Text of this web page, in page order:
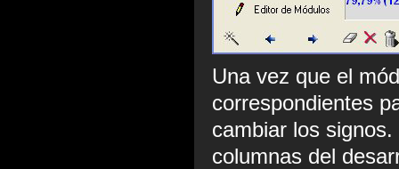
Una vez que el
correspondientes
cambiar los
columnas del